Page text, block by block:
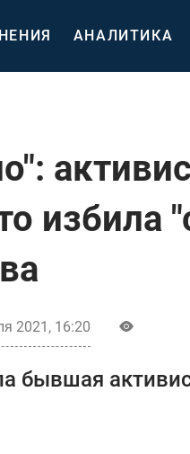
АНАЛИТИКА
избила
2021, 16:20
бывшая